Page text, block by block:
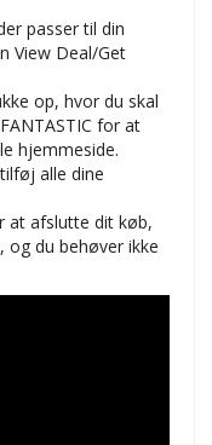
passer til din
View Deal/Get
op, hvor du skal
for at
hjemmeside.
alle dine
at afslutte dit køb,
og du behøver ikke